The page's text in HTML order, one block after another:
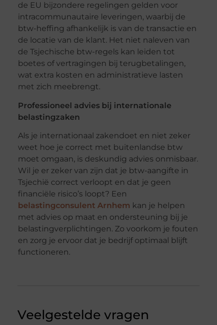
de EU bijzondere regelingen gelden voor
intracommunautaire leveringen, waarbij de
btw-heffing afhankelijk is van de transactie en
de locatie van de klant. Het niet naleven van
de Tsjechische btw-regels kan leiden tot
boetes of vertragingen bij terugbetalingen,
wat extra kosten en administratieve lasten
met zich meebrengt.
Professioneel advies bij internationale
belastingzaken
Als je internationaal zakendoet en niet zeker
weet hoe je correct met buitenlandse btw
moet omgaan, is deskundig advies onmisbaar.
Wil je er zeker van zijn dat je btw-aangifte in
Tsjechië correct verloopt en dat je geen
financiële risico’s loopt? Een
belastingconsulent Arnhem kan je helpen
met advies op maat en ondersteuning bij je
belastingverplichtingen. Zo voorkom je fouten
en zorg je ervoor dat je bedrijf optimaal blijft
functioneren.
Veelgestelde vragen